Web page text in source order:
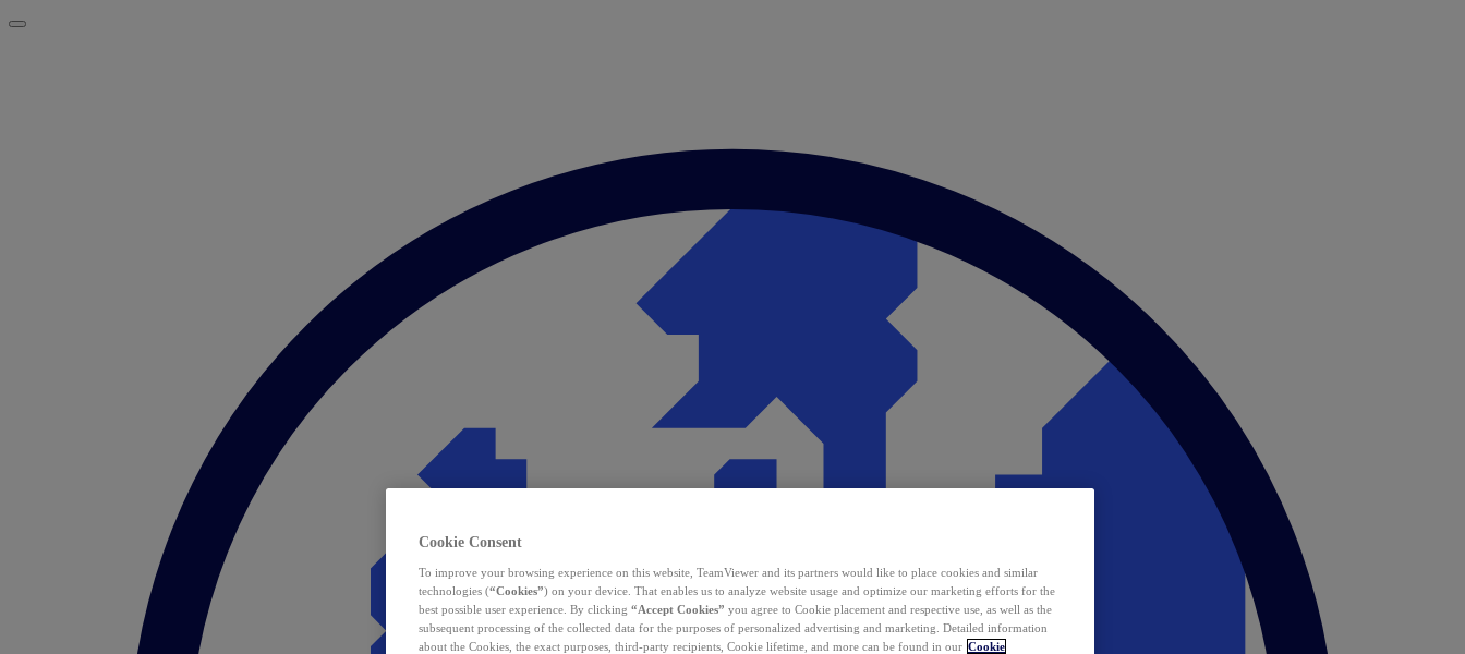
Cookie Consent
To improve your browsing experience on this website, TeamViewer and its partners would like to place cookies and similar
technologies (“Cookies”) on your device. That enables us to analyze website usage and optimize our marketing efforts for the
best possible user experience. By clicking “Accept Cookies” you agree to Cookie placement and respective use, as well as the
subsequent processing of the collected data for the purposes of personalized advertising and marketing. Detailed information
about the Cookies, the exact purposes, third-party recipients, Cookie lifetime, and more can be found in our Cookie